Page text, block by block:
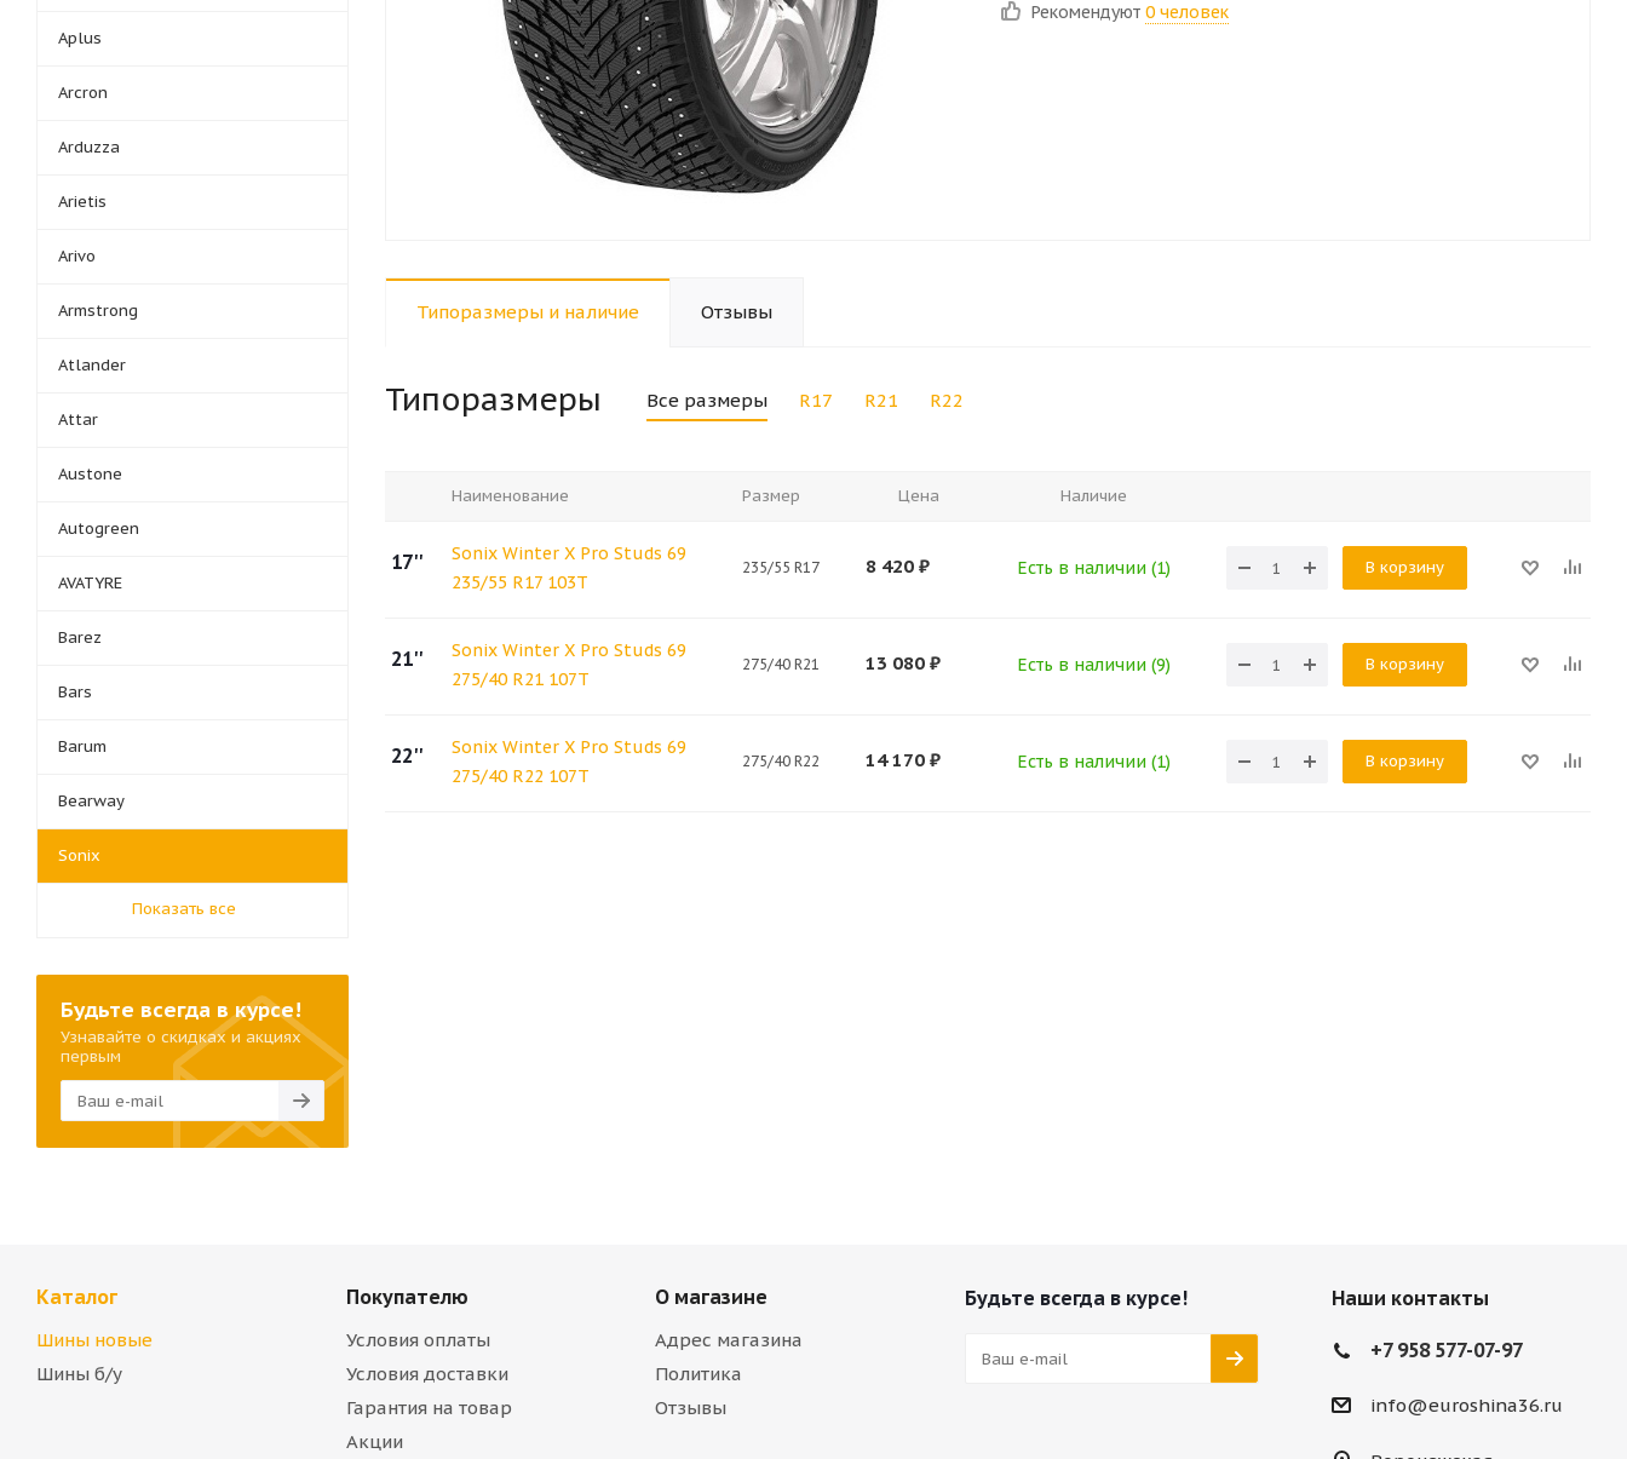
Рекомендуют 0 человек
Типоразмеры и наличие Отзывы
Типоразмеры Все размеры R17 R21 R22
Наименование Размер Цена Наличие
17''
Sonix Winter X Pro Studs 69
235/55 R17 103T
235/55 R17 8 420 ₽ Есть в наличии (1) В корзину
21''
Sonix Winter X Pro Studs 69
275/40 R21 107T
275/40 R21 13 080 ₽ Есть в наличии (9) В корзину
22''
Sonix Winter X Pro Studs 69
275/40 R22 107T
275/40 R22 14 170 ₽ Есть в наличии (1) В корзину
Aplus
Arcron
Arduzza
Arietis
Arivo
Armstrong
Atlander
Attar
Austone
Autogreen
AVATYRE
Barez
Bars
Barum
Bearway
Sonix
Показать все
Будьте всегда в курсе!
Узнавайте о скидках и акциях
первым
Каталог
Шины новые
Шины б/у
Покупателю
Условия оплаты
Условия доставки
Гарантия на товар
Акции
О магазине
Адрес магазина
Политика
Отзывы
Будьте всегда в курсе! Наши контакты
+7 958 577-07-97
info@euroshina36.ru